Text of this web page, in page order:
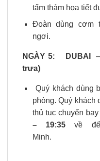
tấm thảm họa tiết
Đoàn dùng cơm
NGÀY 5: DUBAI –
trưa)
Quý khách dùng
phòng. Quý khách
thủ tục chuyến bay
– 19:35về